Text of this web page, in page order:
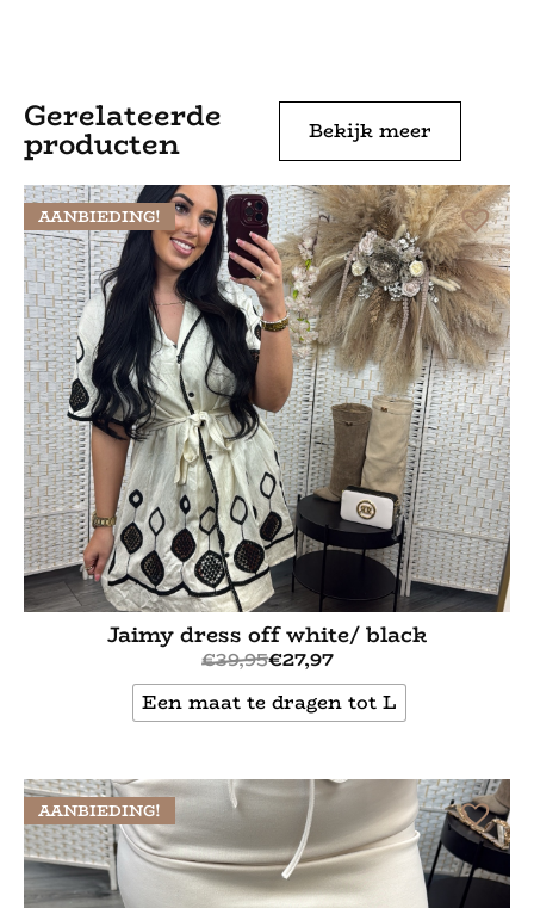
Gerelateerde
producten Bekijk meer
AANBIEDING!
Jaimy dress off white/ black
€39,95€27,97
Een maat te dragen tot L
AANBIEDING!